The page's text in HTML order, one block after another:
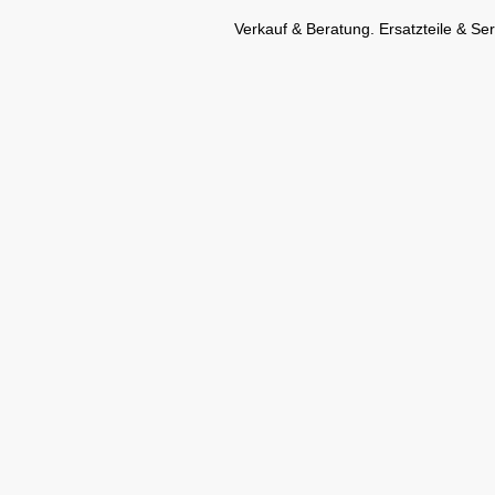
Verkauf & Beratung. Ersatzteile &